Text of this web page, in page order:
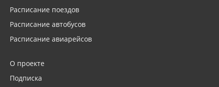
Расписание поездов
Расписание автобусов
Расписание авиарейсов
О проекте
Подписка